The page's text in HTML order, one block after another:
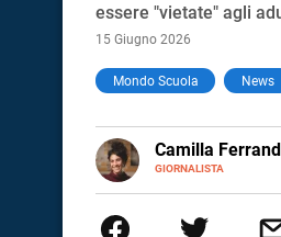
essere "vietate" agli
15 Giugno 2026
Mondo Scuola News
Camilla
GIORNALISTA
E-
MAIL
LINKEDIN
più fermata.